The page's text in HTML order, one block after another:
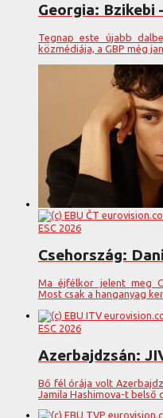
Georgia: Bzikebi
Tegnap este újabb
közmédiája, a GBP még
ESC 2026
Csehország:
Ma éjfélkor jelent meg
Most csak a hanganyag
ESC 2026
Azerbajdzsán:
Bő fél órája volt
Jamila Hashimova-t belső